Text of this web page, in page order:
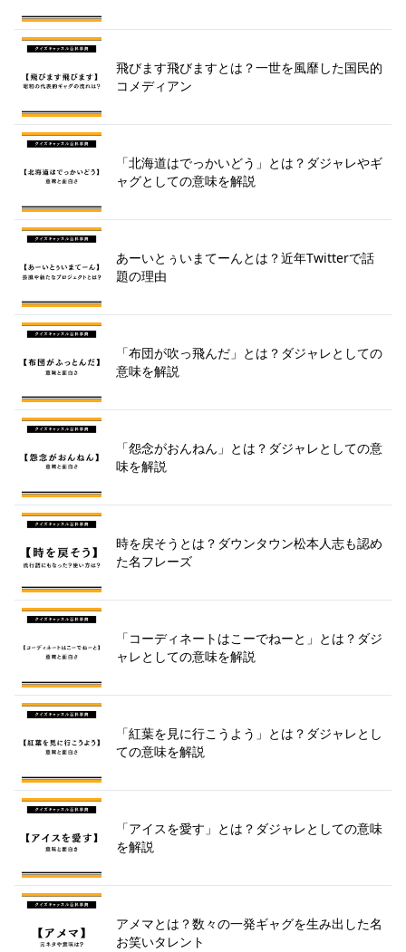
飛びます飛びますとは？一世を風靡した国民的
コメディアン
「北海道はでっかいどう」とは？ダジャレやギ
ャグとしての意味を解説
あーいとぅいまてーんとは？近年Twitterで話
題の理由
「布団が吹っ飛んだ」とは？ダジャレとしての
意味を解説
「怨念がおんねん」とは？ダジャレとしての意
味を解説
時を戻そうとは？ダウンタウン松本人志も認め
た名フレーズ
「コーディネートはこーでねーと」とは？ダジ
ャレとしての意味を解説
「紅葉を見に行こうよう」とは？ダジャレとし
ての意味を解説
「アイスを愛す」とは？ダジャレとしての意味
を解説
アメマとは？数々の一発ギャグを生み出した名
お笑いタレント